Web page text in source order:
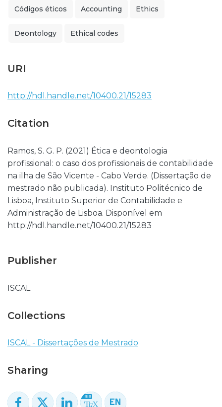
Códigos éticos Accounting Ethics
Deontology Ethical codes
URI
http://hdl.handle.net/10400.21/15283
Citation
Ramos, S. G. P. (2021) Ética e deontologia
profissional: o caso dos profissionais de contabilidade
na ilha de São Vicente - Cabo Verde. (Dissertação de
mestrado não publicada). Instituto Politécnico de
Lisboa, Instituto Superior de Contabilidade e
Administração de Lisboa. Disponível em
http://hdl.handle.net/10400.21/15283
Publisher
ISCAL
Collections
ISCAL - Dissertações de Mestrado
Sharing